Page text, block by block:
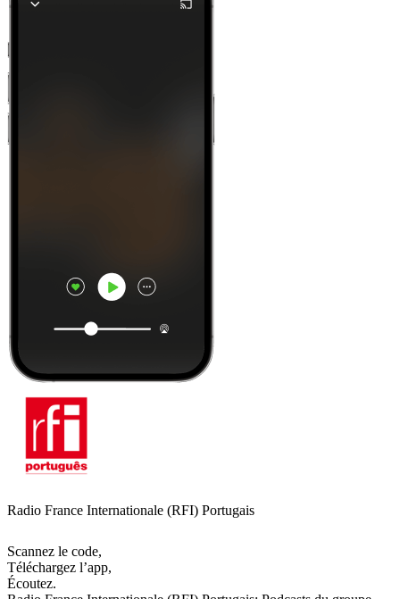
Radio France Internationale (RFI) Portugais
Scannez le code,
Téléchargez l’app,
Écoutez.